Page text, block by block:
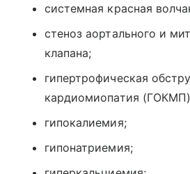
системная красная
стеноз аортального и
клапана;
гипертрофическая
кардиомиопатия
гипокалиемия;
гипонатриемия;